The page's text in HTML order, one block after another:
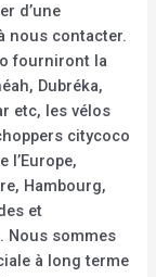
d’une
nous contacter.
fourniront la
Dubréka,
etc, les vélos
citycoco
Hambourg,
et
Nous sommes
à long terme